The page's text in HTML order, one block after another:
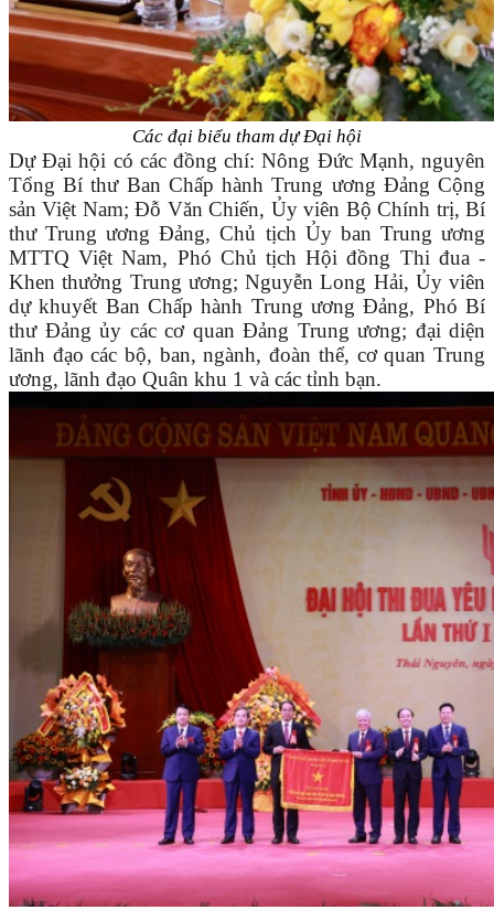
Các đại biểu tham dự Đại hội
Dự Đại hội có các đồng chí: Nông Đức Mạnh, nguyên
Tổng Bí thư Ban Chấp hành Trung ương Đảng Cộng
sản Việt Nam; Đỗ Văn Chiến, Ủy viên Bộ Chính trị, Bí
thư Trung ương Đảng, Chủ tịch Ủy ban Trung ương
MTTQ Việt Nam, Phó Chủ tịch Hội đồng Thi đua -
Khen thưởng Trung ương; Nguyễn Long Hải, Ủy viên
dự khuyết Ban Chấp hành Trung ương Đảng, Phó Bí
thư Đảng ủy các cơ quan Đảng Trung ương; đại diện
lãnh đạo các bộ, ban, ngành, đoàn thể, cơ quan Trung
ương, lãnh đạo Quân khu 1 và các tỉnh bạn.